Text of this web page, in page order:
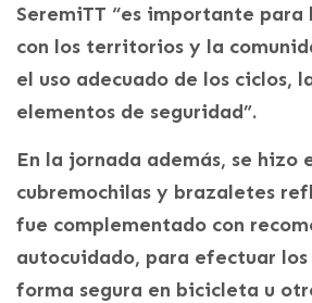
SeremiTT “es importante para
con los territorios y la
el uso adecuado de los ciclos,
elementos de seguridad”.
En la jornada además, se hizo
cubremochilas y brazaletes
fue complementado con
autocuidado, para efectuar
forma segura en bicicleta u